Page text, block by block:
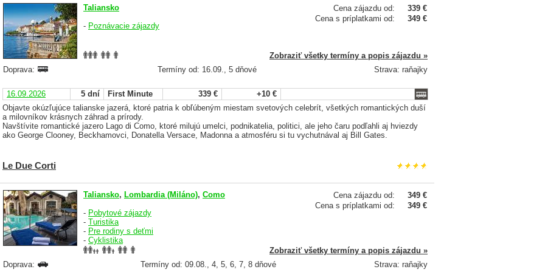
Cena zájazdu od:
339 €
Cena s príplatkami od:
349 €
Taliansko
- Poznávacie zájazdy
Zobraziť všetky termíny a popis zájazdu »
Doprava:
Termíny od: 16.09., 5 dňové Strava: raňajky
16.09.2026 5 dní First Minute 339 €
+10 €
Objavte okúzľujúce talianske jazerá, ktoré patria k obľúbeným miestam svetových celebrít, všetkých romantických duší
a milovníkov krásnych záhrad a prírody.
Navštívite romantické jazero Lago di Como, ktoré milujú umelci, podnikatelia, politici, ale jeho čaru podľahli aj hviezdy
ako George Clooney, Beckhamovci, Donatella Versace, Madonna a atmosféru si tu vychutnával aj Bill Gates.
Le Due Corti
Cena zájazdu od:
349 €
Cena s príplatkami od:
349 €
Taliansko, Lombardia (Miláno), Como
- Pobytové zájazdy
- Turistika
- Pre rodiny s deťmi
- Cyklistika
Zobraziť všetky termíny a popis zájazdu »
Doprava:
Termíny od: 09.08., 4, 5, 6, 7, 8 dňové Strava: raňajky